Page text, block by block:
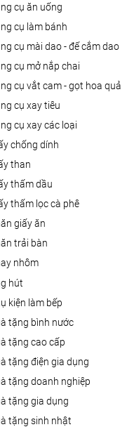
cụ ăn uống
cụ làm bánh
cụ mài dao - đế cắm dao
cụ mở nắp chai
cụ vắt cam - gọt hoa quả
cụ xay tiêu
cụ xay các loại
chống dính
than
thấm dầu
thấm lọc cà phê
giấy ăn
trải bàn
nhôm
hút
kiện làm bếp
tặng bình nước
tặng cao cấp
tặng điện gia dụng
tặng doanh nghiệp
tặng gia dụng
tặng sinh nhật